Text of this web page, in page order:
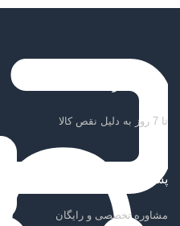
ضمانت بازگشت کالا
تا 7 روز به دلیل نقص کالا
پشتیبانی سریع
مشاوره تخصصی و رایگان